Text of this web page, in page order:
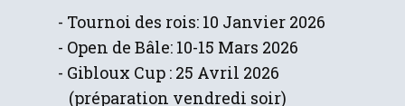
- Tournoi des rois: 10 Janvier 2026
- Open de Bâle: 10-15 Mars 2026
- Gibloux Cup : 25 Avril 2026
(préparation vendredi soir)